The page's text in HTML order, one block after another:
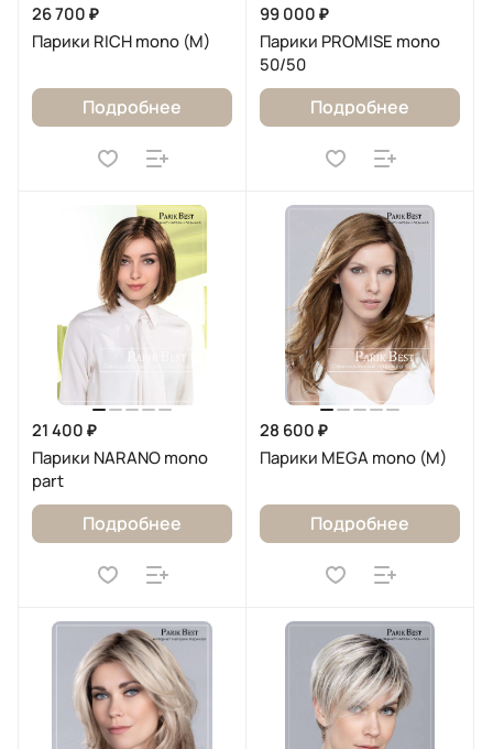
26 700 ₽
Парики RICH mono (M)
Подробнее
99 000 ₽
Парики PROMISE mono
50/50
Подробнее
21 400 ₽
Парики NARANO mono
part
Подробнее
28 600 ₽
Парики MEGA mono (M)
Подробнее